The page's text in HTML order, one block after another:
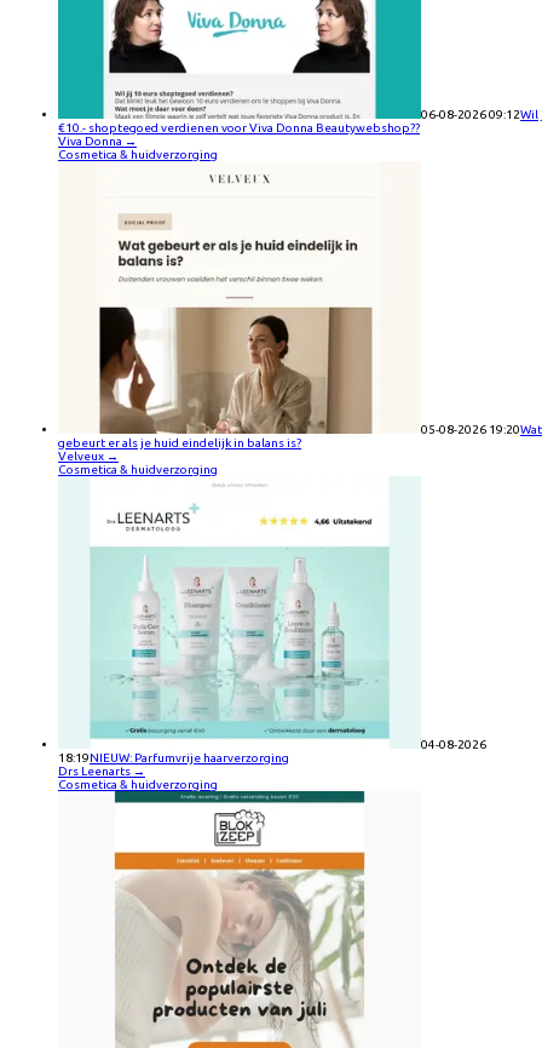
06-08-2026 09:12Wil
€10.- shoptegoed verdienen voor Viva Donna Beautywebshop??
Viva Donna →
Cosmetica & huidverzorging
05-08-2026 19:20Wat
gebeurt er als je huid eindelijk in balans is?
Velveux →
Cosmetica & huidverzorging
04-08-2026
18:19NIEUW: Parfumvrije haarverzorging
Drs Leenarts →
Cosmetica & huidverzorging